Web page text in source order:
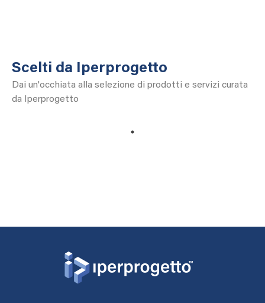
Scelti da Iperprogetto
Dai un'occhiata alla selezione di prodotti e servizi curata
da Iperprogetto
1